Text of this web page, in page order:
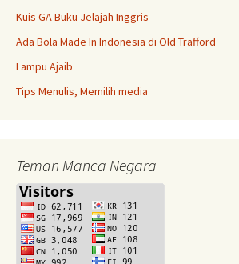
Kuis GA Buku Jelajah Inggris
Ada Bola Made In Indonesia di Old Trafford
Lampu Ajaib
Tips Menulis, Memilih media
Teman Manca Negara